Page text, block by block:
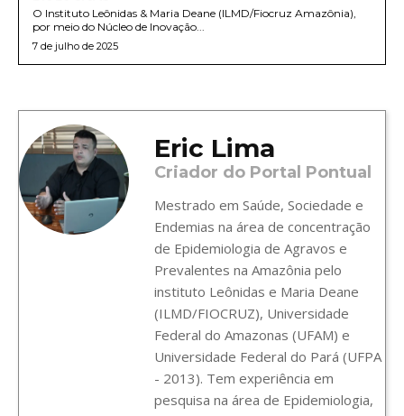
O Instituto Leônidas & Maria Deane (ILMD/Fiocruz Amazônia),
por meio do Núcleo de Inovação...
7 de julho de 2025
Eric Lima
Criador do Portal Pontual
Mestrado em Saúde, Sociedade e
Endemias na área de concentração
de Epidemiologia de Agravos e
Prevalentes na Amazônia pelo
instituto Leônidas e Maria Deane
(ILMD/FIOCRUZ), Universidade
Federal do Amazonas (UFAM) e
Universidade Federal do Pará (UFPA
- 2013). Tem experiência em
pesquisa na área de Epidemiologia,